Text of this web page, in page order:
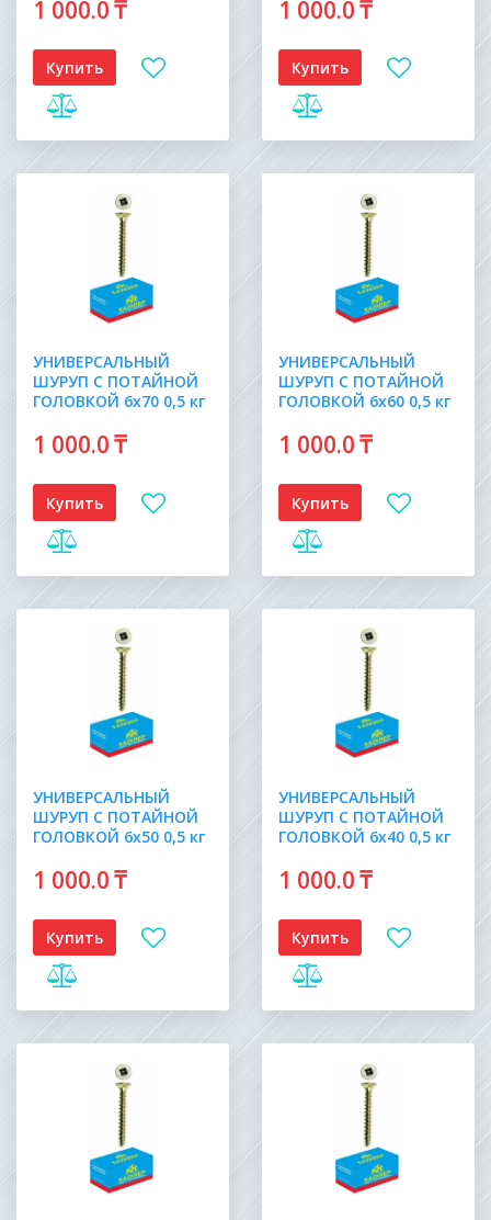
1 000.0₸
Купить
1 000.0₸
Купить
УНИВЕРСАЛЬНЫЙ
ШУРУП С ПОТАЙНОЙ
ГОЛОВКОЙ 6х70 0,5 кг
1 000.0₸
Купить
УНИВЕРСАЛЬНЫЙ
ШУРУП С ПОТАЙНОЙ
ГОЛОВКОЙ 6х60 0,5 кг
1 000.0₸
Купить
УНИВЕРСАЛЬНЫЙ
ШУРУП С ПОТАЙНОЙ
ГОЛОВКОЙ 6х50 0,5 кг
1 000.0₸
Купить
УНИВЕРСАЛЬНЫЙ
ШУРУП С ПОТАЙНОЙ
ГОЛОВКОЙ 6х40 0,5 кг
1 000.0₸
Купить